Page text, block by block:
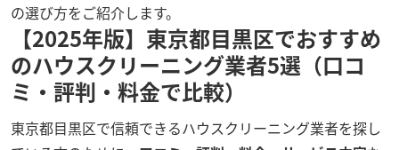
の選び方をご紹介します。
【2025年版】東京都目黒区でおすすめ
のハウスクリーニング業者5選（口コ
ミ・評判・料金で比較）
東京都目黒区で信頼できるハウスクリーニング業者を探し